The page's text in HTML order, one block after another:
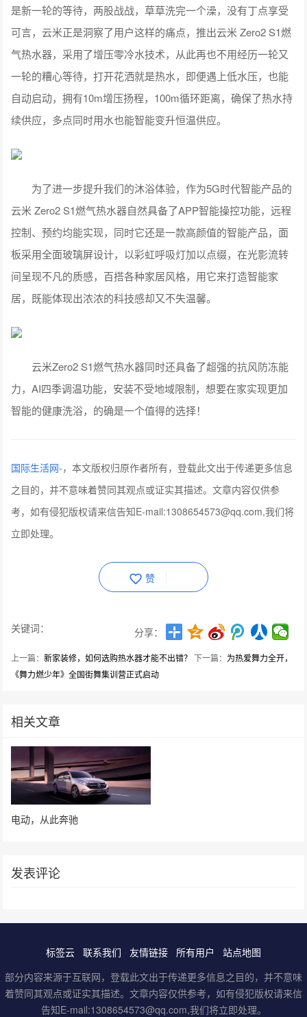
是新一轮的等待，两股战战，草草洗完一个澡，没有丁点享受
可言，云米正是洞察了用户这样的痛点，推出云米 Zero2 S1燃
气热水器，采用了增压零冷水技术，从此再也不用经历一轮又
一轮的糟心等待，打开花洒就是热水，即便遇上低水压，也能
自动启动，拥有10m增压扬程，100m循环距离，确保了热水持
续供应，多点同时用水也能智能变升恒温供应。
为了进一步提升我们的沐浴体验，作为5G时代智能产品的
云米 Zero2 S1燃气热水器自然具备了APP智能操控功能，远程
控制、预约均能实现，同时它还是一款高颜值的智能产品，面
板采用全面玻璃屏设计，以彩虹呼吸灯加以点缀，在光影流转
间呈现不凡的质感，百搭各种家居风格，用它来打造智能家
居，既能体现出浓浓的科技感却又不失温馨。
云米Zero2 S1燃气热水器同时还具备了超强的抗风防冻能
力，AI四季调温功能，安装不受地域限制，想要在家实现更加
智能的健康洗浴，的确是一个值得的选择！
国际生活网-，本文版权归原作者所有，登载此文出于传递更多信息
之目的，并不意味着赞同其观点或证实其描述。文章内容仅供参
考，如有侵犯版权请来信告知E-mail:1308654573@qq.com,我们将
立即处理。
赞
关键词： 分享：
上一篇：新家装修，如何选购热水器才能不出错？ 下一篇： 为热爱舞力全开，
《舞力燃少年》全国街舞集训营正式启动
相关文章
电动，从此奔驰
发表评论
标签云 联系我们 友情链接 所有用户
站点地图
部分内容来源于互联网，登载此文出于传递更多信息之目的，并不意味
着赞同其观点或证实其描述。文章内容仅供参考，如有侵犯版权请来信
告知E-mail:1308654573@qq.com,我们将立即处理。